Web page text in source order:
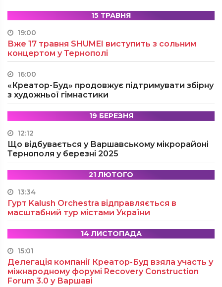
15 ТРАВНЯ
19:00
Вже 17 травня SHUMEI виступить з сольним
концертом у Тернополі
16:00
«Креатор-Буд» продовжує підтримувати збірну
з художньої гімнастики
19 БЕРЕЗНЯ
12:12
Що відбувається у Варшавському мікрорайоні
Тернополя у березні 2025
21 ЛЮТОГО
13:34
Гурт Kalush Orchestra відправляється в
масштабний тур містами України
14 ЛИСТОПАДА
15:01
Делегація компанії Креатор-Буд взяла участь у
міжнародному форумі Recovery Construction
Forum 3.0 у Варшаві